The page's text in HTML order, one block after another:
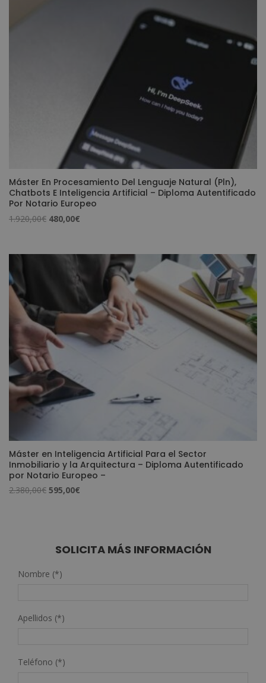
Máster En Procesamiento Del Lenguaje Natural (Pln),
Chatbots E Inteligencia Artificial – Diploma Autentificado
Por Notario Europeo
1.920,00€ El
480,00€
480,00€.
Máster en Inteligencia Artificial Para el Sector
Inmobiliario y la Arquitectura – Diploma Autentificado
por Notario Europeo –
2.380,00€ El
2.380,00€.
595,00€
595,00€.
SOLICITA MÁS INFORMACIÓN
Nombre (*)
Apellidos (*)
Teléfono (*)